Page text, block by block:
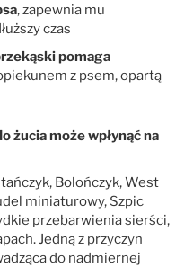
, zapewnia mu
czas
pomaga
z psem, opartą
żucia może wpłynąć na
Bolończyk, West
miniaturowy, Szpic
przebarwienia sierści,
Jedną z przyczyn
do nadmiernej